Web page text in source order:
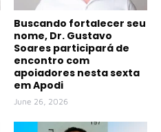
Buscando fortalecer seu
nome, Dr. Gustavo
Soares participará de
encontro com
apoiadores nesta sexta
em Apodi
June 26, 2026